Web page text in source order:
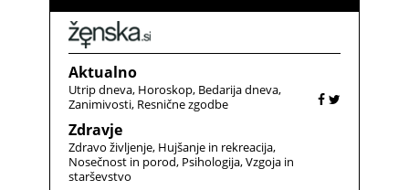
Aktualno
Utrip dneva Horoskop Bedarija dneva
Zanimivosti Resnične zgodbe
Zdravje
Zdravo življenje Hujšanje in rekreacija
Nosečnost in porod Psihologija Vzgoja in
starševstvo